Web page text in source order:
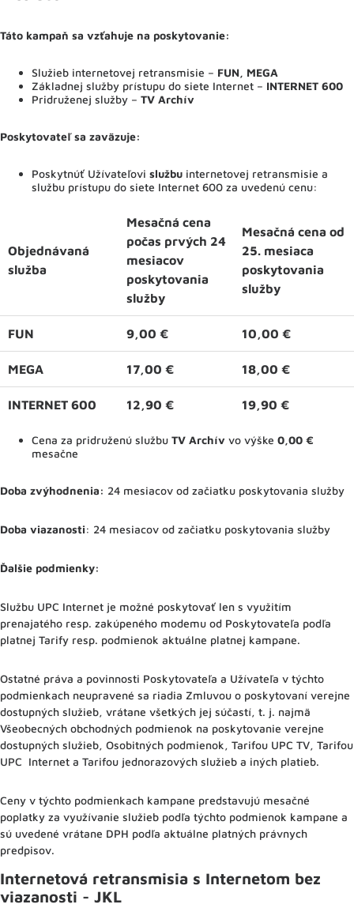
Táto kampaň sa vzťahuje na poskytovanie:
Služieb internetovej retransmisie – FUN, MEGA
Základnej služby prístupu do siete Internet – INTERNET 600
Pridruženej služby – TV Archív
Poskytovateľ sa zaväzuje:
Poskytnúť Užívateľovi službu internetovej retransmisie a
službu prístupu do siete Internet 600 za uvedenú cenu:
Objednávaná
služba
Mesačná cena
počas prvých 24
mesiacov
poskytovania
služby
Mesačná cena od
25. mesiaca
poskytovania
služby
FUN 9,00 € 10,00 €
MEGA 17,00 € 18,00 €
INTERNET 600 12,90 € 19,90 €
Cena za pridruženú službu TV Archív vo výške 0,00 €
mesačne
Doba zvýhodnenia: 24 mesiacov od začiatku poskytovania služby
Doba viazanosti: 24 mesiacov od začiatku poskytovania služby
Ďalšie podmienky:
Službu UPC Internet je možné poskytovať len s využitím
prenajatého resp. zakúpeného modemu od Poskytovateľa podľa
platnej Tarify resp. podmienok aktuálne platnej kampane.
Ostatné práva a povinnosti Poskytovateľa a Užívateľa v týchto
podmienkach neupravené sa riadia Zmluvou o poskytovaní verejne
dostupných služieb, vrátane všetkých jej súčastí, t. j. najmä
Všeobecných obchodných podmienok na poskytovanie verejne
dostupných služieb, Osobitných podmienok, Tarifou UPC TV, Tarifou
UPC Internet a Tarifou jednorazových služieb a iných platieb.
Ceny v týchto podmienkach kampane predstavujú mesačné
poplatky za využívanie služieb podľa týchto podmienok kampane a
sú uvedené vrátane DPH podľa aktuálne platných právnych
predpisov.
Internetová retransmisia s Internetom bez
viazanosti - JKL